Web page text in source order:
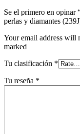
Se el primero en opinar
perlas y diamantes
Your email address will
marked
Tu clasificación *
Tu reseña *